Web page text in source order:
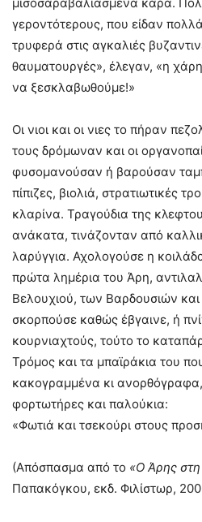
μισοσαραβαλιασμένα κάρα.
γεροντότερους, που είδαν
τρυφερά στις αγκαλιές
θαυματουργές», έλεγαν, «η
να ξεσκλαβωθούμε!»
Οι νιοι και οι νιες το πήραν
τους δρόμωναν και οι
φυσομανούσαν ή βαρούσαν
πίπιζες, βιολιά, στρατιωτικές
κλαρίνα. Τραγούδια της
ανάκατα, τινάζονταν από
λαρύγγια. Αχολογούσε η
πρώτα λημέρια του Άρη,
Βελουχιού, των Βαρδουσιών και
σκορπούσε καθώς έβγαινε, ή
κουρνιαχτούς, τούτο το
Τρόμος και τα μπαϊράκια του
κακογραμμένα κι
φορτωτήρες και παλούκια:
«Φωτιά και τσεκούρι στους
(Απόσπασμα από το «Ο Άρης
Παπακόγκου, εκδ. Φιλίστωρ,